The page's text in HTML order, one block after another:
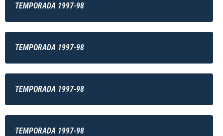
TEMPORADA 1997-98
TEMPORADA 1997-98
TEMPORADA 1997-98
TEMPORADA 1997-98